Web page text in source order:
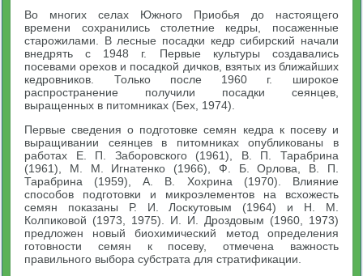
Во многих селах Южного Приобья до настоящего
времени сохранились столетние кедры, посаженные
старожилами. В лесные посадки кедр сибирский начали
внедрять с 1948 г. Первые культуры создавались
посевами орехов и посадкой дичков, взятых из ближайших
кедровников. Только после 1960 г. широкое
распространение получили посадки сеянцев,
выращенных в питомниках (Бех, 1974).
Первые сведения о подготовке семян кедра к посеву и
выращивании сеянцев в питомниках опубликованы в
работах Е. П. Заборовского (1961), В. П. Тарабрина
(1961), М. М. Игнатенко (1966), Ф. Б. Орлова, В. П.
Тарабрина (1959), А. В. Хохрина (1970). Влияние
способов подготовки и микроэлементов на всхожесть
семян показаны Р. И. Лоскутовым (1964) и Н. М.
Колпиковой (1973, 1975). И. И. Дроздовым (1960, 1973)
предложен новый биохимический метод определения
готовности семян к посеву, отмечена важность
правильного выбора субстрата для стратификации.